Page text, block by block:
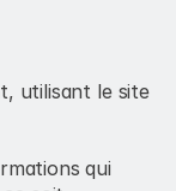
utilisant le site
qui